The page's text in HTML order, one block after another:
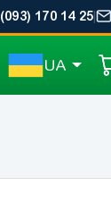
(093) 170 14 25
UA